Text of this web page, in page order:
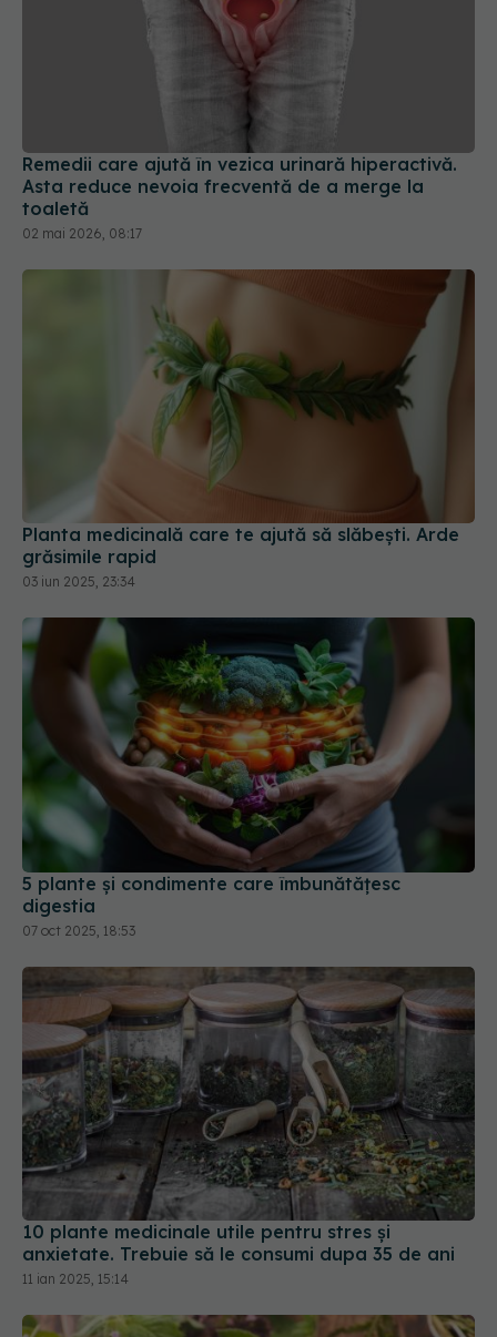
Remedii care ajută în vezica urinară hiperactivă.
Asta reduce nevoia frecventă de a merge la
toaletă
02 mai 2026, 08:17
Planta medicinală care te ajută să slăbești. Arde
grăsimile rapid
03 iun 2025, 23:34
5 plante și condimente care îmbunătățesc
digestia
07 oct 2025, 18:53
10 plante medicinale utile pentru stres și
anxietate. Trebuie să le consumi dupa 35 de ani
11 ian 2025, 15:14